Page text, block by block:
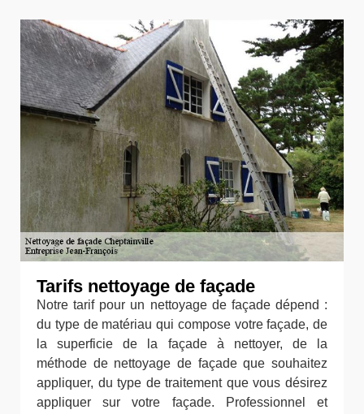
Tarifs nettoyage de façade
Notre tarif pour un nettoyage de façade dépend :
du type de matériau qui compose votre façade, de
la superficie de la façade à nettoyer, de la
méthode de nettoyage de façade que souhaitez
appliquer, du type de traitement que vous désirez
appliquer sur votre façade. Professionnel et